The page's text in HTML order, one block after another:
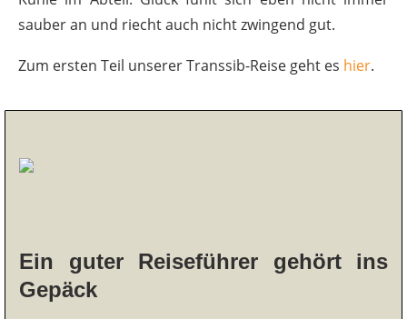
sauber an und riecht auch nicht zwingend gut.
Zum ersten Teil unserer Transsib-Reise geht es hier.
Ein guter Reiseführer gehört ins
Gepäck